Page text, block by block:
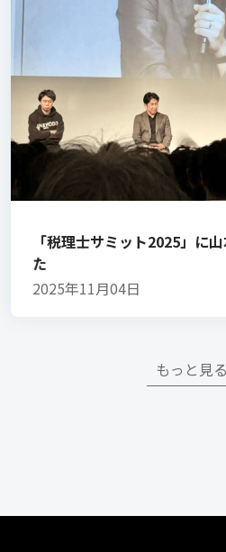
「税理士サミット2025」に
た
2025年11月04日
もっと見る